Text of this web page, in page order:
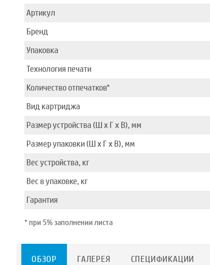
Артикул
Бренд
Упаковка
Технология печати
Количество отпечатков*
Вид картриджа
Размер устройства (Ш x Г x В), мм
Размер упаковки (Ш x Г x В), мм
Вес устройства, кг
Вес в упаковке, кг
Гарантия
* при 5% заполнении листа
ОБЗОР ГАЛЕРЕЯ СПЕЦИФИКАЦИИ